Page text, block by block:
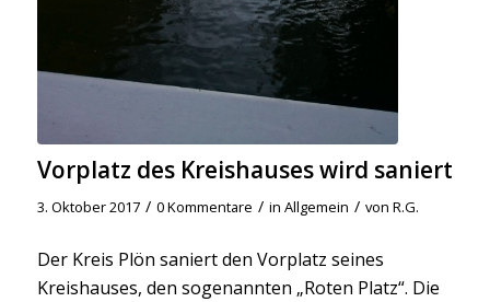
Vorplatz des Kreishauses wird saniert
3. Oktober 2017 / 0 Kommentare / in Allgemein / von R.G.
Der Kreis Plön saniert den Vorplatz seines
Kreishauses, den sogenannten „Roten Platz“. Die